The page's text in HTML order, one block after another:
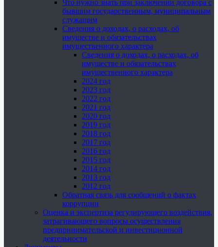
Что нужно знать при заключении договора с
бывшим государственным, муниципальным
служащим
Сведения о доходах, о расходах, об
имуществе и обязательствах
имущественного характера
Сведения о доходах, о расходах, об
имуществе и обязательствах
имущественного характера
2024 год
2023 год
2022 год
2021 год
2020 год
2019 год
2018 год
2017 год
2016 год
2015 год
2014 год
2013 год
2012 год
Обратная связь для сообщений о фактах
коррупции
Оценка и экспертиза регулирующего воздействия,
затрагивающего вопросы осуществления
предпринимательской и инвестиционной
деятельности